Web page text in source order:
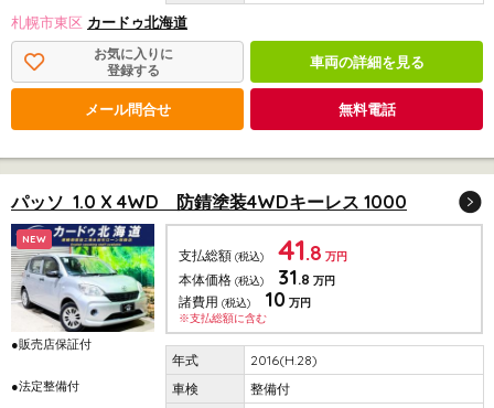
札幌市東区 カードゥ北海道
お気に入りに
登録する
車両の詳細を見る
メール問合せ 無料電話
パッソ 1.0 X 4WD 防錆塗装4WDキーレス 1000
NEW
●販売店保証付
●法定整備付
支払総額 (税込) 41.8 万円
本体価格 (税込) 31.8 万円
諸費用 (税込) 10 万円
※支払総額に含む
2016(H.28)
整備付